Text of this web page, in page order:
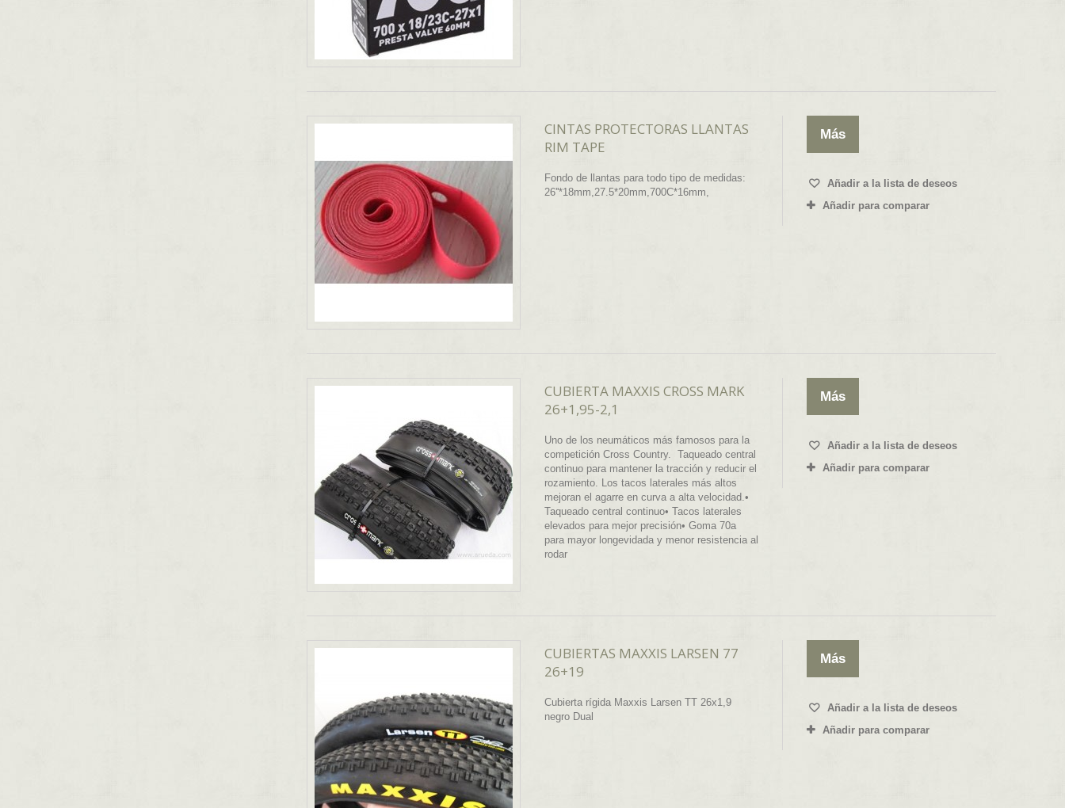
CINTAS PROTECTORAS LLANTAS
RIM TAPE
Fondo de llantas para todo tipo de medidas:
26''*18mm,27.5*20mm,700C*16mm,
Más
Añadir a la lista de deseos
Añadir para comparar
CUBIERTA MAXXIS CROSS MARK
26+1,95-2,1
Uno de los neumáticos más famosos para la
competición Cross Country. Taqueado central
continuo para mantener la tracción y reducir el
rozamiento. Los tacos laterales más altos
mejoran el agarre en curva a alta velocidad.•
Taqueado central continuo• Tacos laterales
elevados para mejor precisión• Goma 70a
para mayor longevidada y menor resistencia al
rodar
Más
Añadir a la lista de deseos
Añadir para comparar
CUBIERTAS MAXXIS LARSEN 77
26+19
Cubierta rígida Maxxis Larsen TT 26x1,9
negro Dual
Más
Añadir a la lista de deseos
Añadir para comparar